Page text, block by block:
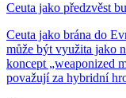
Ceuta jako předzvěst
Ceuta jako brána do
může být využita jako
koncept „weaponized
považují za hybridní